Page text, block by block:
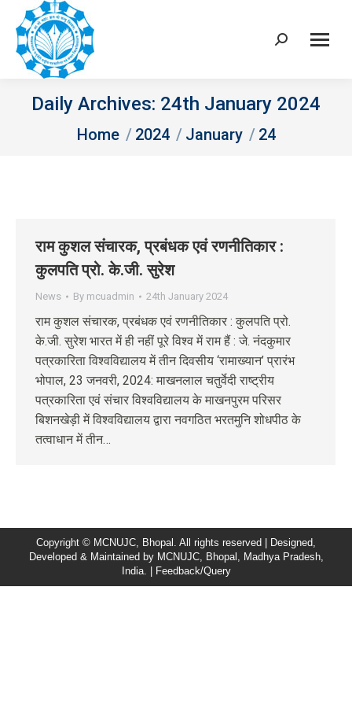
Search:
Daily Archives: 24th January 2024
You are here:
Home 2024 January 24
राम कुशल संचारक, प्रबंधक एवं रणनीतिकार :
कुलपति प्रो. के.जी. सुरेश
News By mcuadmin 24th January 2024
राम कुशल संचारक, प्रबंधक एवं रणनीतिकार : कुलपति प्रो.
के.जी. सुरेश भारत में ही नहीं पूरे विश्व में राम हैं : जे. नंदकुमार
पत्रकारिता विश्वविद्यालय में तीन दिवसीय ‘रामाख्यान’ प्रारंभ
भोपाल, 23 जनवरी, 2024: माखनलाल चतुर्वेदी राष्ट्रीय
पत्रकारिता एवं संचार विश्वविद्यालय के माखनपुरम परिसर
बिशनखेड़ी में विश्वविद्यालय द्वारा नवगठित भरतमुनि शोधपीठ के
तत्वाधान में तीन…
Copyright © MCNUJC, Bhopal. All rights reserved | Designed,
Developed & Maintained by MCNUJC, Bhopal, Madhya Pradesh,
India. |
Feedback/Query